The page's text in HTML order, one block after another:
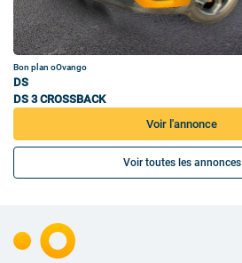
Bon plan oOvango
DS
DS 3 CROSSBACK
Voir l'annonce
Voir toutes les annonces